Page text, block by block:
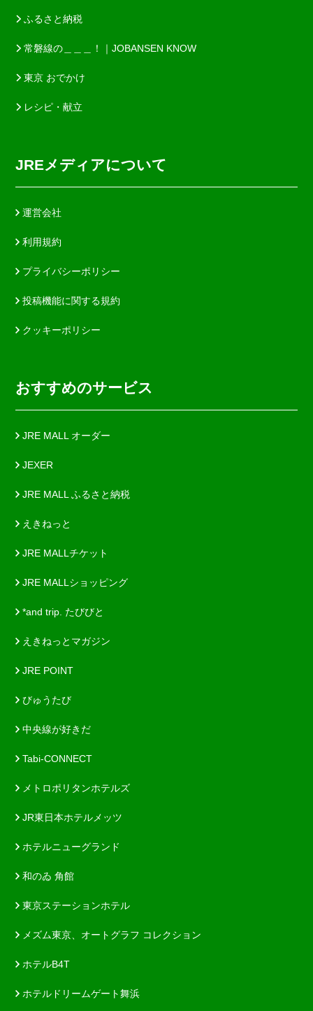
ふるさと納税
常磐線の＿＿＿！｜JOBANSEN KNOW
東京 おでかけ
レシピ・献立
JREメディアについて
運営会社
利用規約
プライバシーポリシー
投稿機能に関する規約
クッキーポリシー
おすすめのサービス
JRE MALL オーダー
JEXER
JRE MALL ふるさと納税
えきねっと
JRE MALLチケット
JRE MALLショッピング
*and trip. たびびと
えきねっとマガジン
JRE POINT
びゅうたび
中央線が好きだ
Tabi-CONNECT
メトロポリタンホテルズ
JR東日本ホテルメッツ
ホテルニューグランド
和のゐ 角館
東京ステーションホテル
メズム東京、オートグラフ コレクション
ホテルB4T
ホテルドリームゲート舞浜